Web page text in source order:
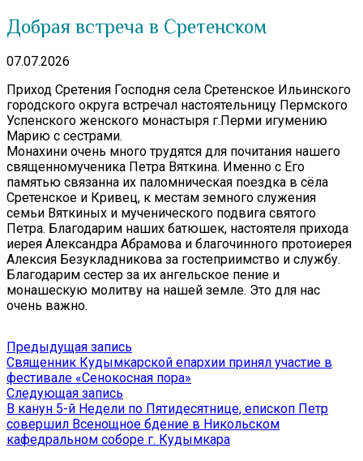
Добрая встреча в Сретенском
07.07.2026
Приход Сретения Господня села Сретенское Ильинского
городского округа встречал настоятельницу Пермского
Успенского женского монастыря г.Перми игумению
Марию с сестрами.
Монахини очень много трудятся для почитания нашего
священномученика Петра Вяткина. Именно с Его
памятью связанна их паломническая поездка в сёла
Сретенское и Кривец, к местам земного служения
семьи Вяткиных и мученического подвига святого
Петра. Благодарим наших батюшек, настоятеля прихода
иерея Александра Абрамова и благочинного протоиерея
Алексия Безукладникова за гостеприимство и службу.
Благодарим сестер за их ангельское пение и
монашескую молитву на нашей земле. Это для нас
очень важно.
Навигация
по
записям
Предыдущая запись
запись:
Священник Кудымкарской епархии принял участие в
фестивале «Сенокосная пора»
Следующая запись
запись:
В канун 5-й Недели по Пятидесятнице, епископ Петр
совершил Всенощное бдение в Никольском
кафедральном соборе г. Кудымкара